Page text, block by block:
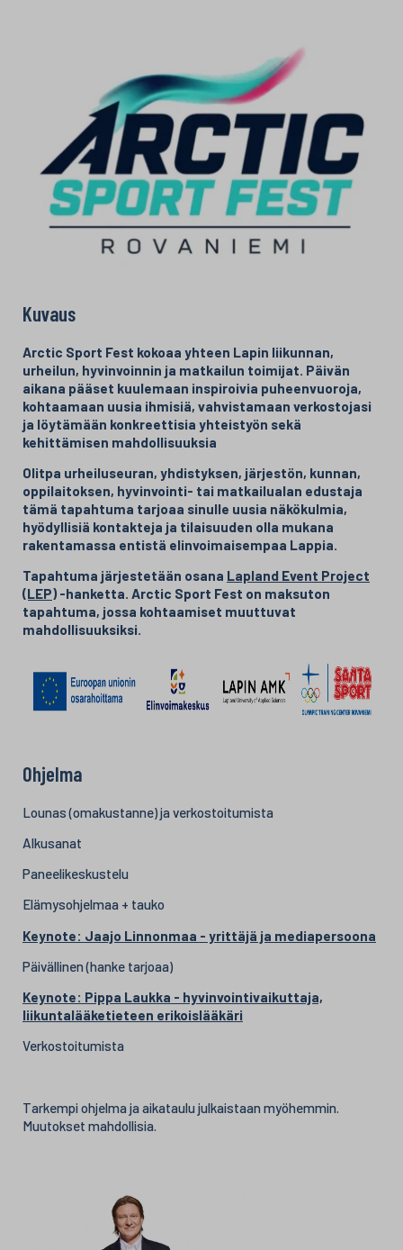
Kuvaus
Arctic Sport Fest kokoaa yhteen Lapin liikunnan,
urheilun, hyvinvoinnin ja matkailun toimijat. Päivän
aikana pääset kuulemaan inspiroivia puheenvuoroja,
kohtaamaan uusia ihmisiä, vahvistamaan verkostojasi
ja löytämään konkreettisia yhteistyön sekä
kehittämisen mahdollisuuksia
Olitpa urheiluseuran, yhdistyksen, järjestön, kunnan,
oppilaitoksen, hyvinvointi- tai matkailualan edustaja
tämä tapahtuma tarjoaa sinulle uusia näkökulmia,
hyödyllisiä kontakteja ja tilaisuuden olla mukana
rakentamassa entistä elinvoimaisempaa Lappia.
Tapahtuma järjestetään osana Lapland Event Project
(LEP) -hanketta. Arctic Sport Fest on maksuton
tapahtuma, jossa kohtaamiset muuttuvat
mahdollisuuksiksi.
Ohjelma
Lounas (omakustanne) ja verkostoitumista
Alkusanat​
Paneelikeskustelu​
Elämysohjelmaa + tauko
Keynote: Jaajo Linnonmaa - yrittäjä ja mediapersoona
Päivällinen (hanke tarjoaa)
Keynote: Pippa Laukka - hyvinvointivaikuttaja,
liikuntalääketieteen erikoislääkäri
Verkostoitumista
Tarkempi ohjelma ja aikataulu julkaistaan myöhemmin.
Muutokset mahdollisia.